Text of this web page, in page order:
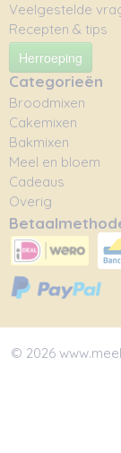
Veelgestelde
Recepten & tips
Herroeping
Categorieën
Broodmixen
Cakemixen
Bakmixen
Meel en bloem
Cadeaus
Overig
© 2026